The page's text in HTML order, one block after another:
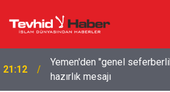
21:12
Yemen'den "genel
hazırlık mesajı